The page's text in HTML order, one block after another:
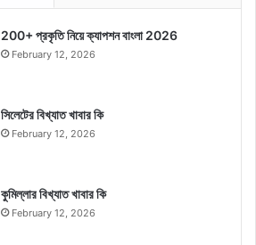
200+ প্রকৃতি নিয়ে ক্যাপশন বাংলা 2026
February 12, 2026
সিলেটের বিখ্যাত খাবার কি
February 12, 2026
কুমিল্লার বিখ্যাত খাবার কি
February 12, 2026